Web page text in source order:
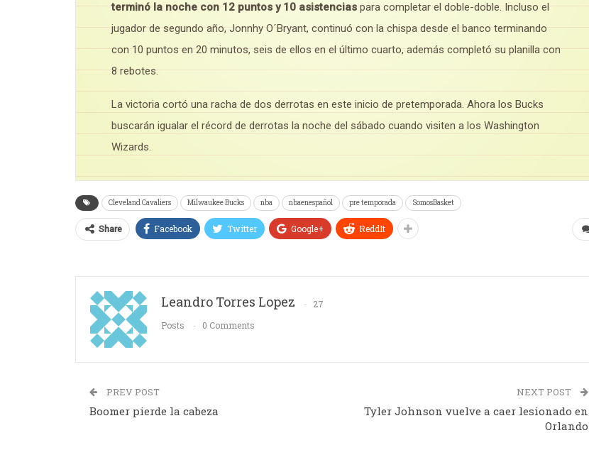
terminó la noche con 12 puntos y 10 asistencias para completar el doble-doble. Incluso el
jugador de segundo año, Jonnhy O´Bryant, continuó con la chispa desde el banco terminando
con 10 puntos en 20 minutos, seis de ellos en el último cuarto, además completó su planilla con
8 rebotes.
La victoria cortó una racha de dos derrotas en este inicio de pretemporada. Ahora los Bucks
buscarán igualar el récord de derrotas la noche del sábado cuando visiten a los Washington
Wizards.
Cleveland Cavaliers Milwaukee Bucks nba nbaenespañol pre temporada SomosBasket
Share Facebook Twitter Google+ ReddIt
Leandro Torres Lopez
27
Posts
0 Comments
PREV POST
Boomer pierde la cabeza
NEXT POST
Tyler Johnson vuelve a caer lesionado en
Orlando